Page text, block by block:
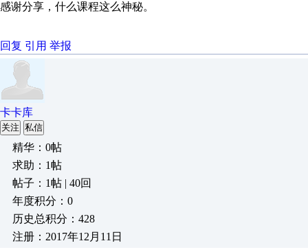
感谢分享，什么课程这么神秘。
回复 引用 举报
卡卡库
关注 私信
精华：0帖
求助：1帖
帖子：1帖 | 40回
年度积分：0
历史总积分：428
注册：2017年12月11日